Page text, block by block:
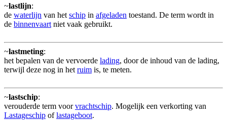
~lastlijn:
de waterlijn van het schip in afgeladen toestand. De term wordt in
de binnenvaart niet vaak gebruikt.
~lastmeting:
het bepalen van de vervoerde lading, door de inhoud van de lading,
terwijl deze nog in het ruim is, te meten.
~lastschip:
verouderde term voorvrachtschip. Mogelijk een verkorting van
Lastageschip oflastageboot.